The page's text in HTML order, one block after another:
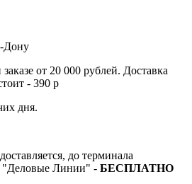
Дону
от 20 000 рублей. Доставка
- 390 р
дня.
до терминала
"Деловые Линии" - БЕСПЛАТНО